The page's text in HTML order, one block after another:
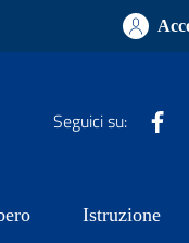
Seguici su:
Istruzione